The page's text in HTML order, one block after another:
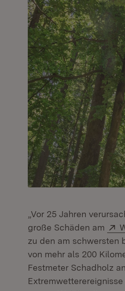
„Vor 25 Jahren
große Schäden am
zu den am schwersten
von mehr als 200
Festmeter Schadholz